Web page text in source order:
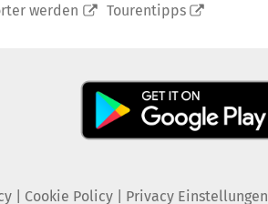
werden Tourentipps
| Cookie Policy| Privacy Einstellungen